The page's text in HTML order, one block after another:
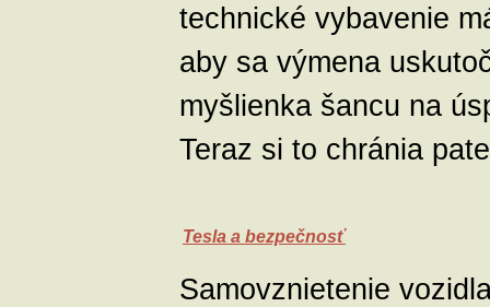
technické vybavenie
aby sa výmena
myšlienka šancu na
Teraz si to chránia
Tesla a bezpečnosť
Samovznietenie